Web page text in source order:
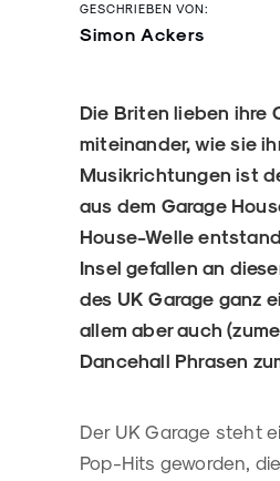
GESCHRIEBEN VON:
Simon Ackers
Die Briten lieben ihre
miteinander, wie sie
Musikrichtungen ist
aus dem Garage
House-Welle
Insel gefallen an
des UK Garage ganz
allem aber auch
Dancehall Phrasen
Der UK Garage steht
Pop-Hits geworden,